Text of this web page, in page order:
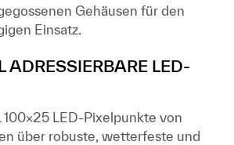
Gehäusen für den
Einsatz.
ADRESSIERBARE LED-
100×25 LED-Pixelpunkte von
über robuste, wetterfeste und